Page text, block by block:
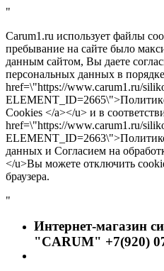
"
Carum1.ru использует файлы
пребывание на сайте было
данным сайтом, Вы даете
персональных данных в
href=\"https://www.carum1.ru/
Cookies </a></u> и в
href=\"https://www.carum1.ru/
данных и Согласием на
</u>Вы можете отключить
браузера.
"
Интернет-магазин
"CARUM" +7(920)